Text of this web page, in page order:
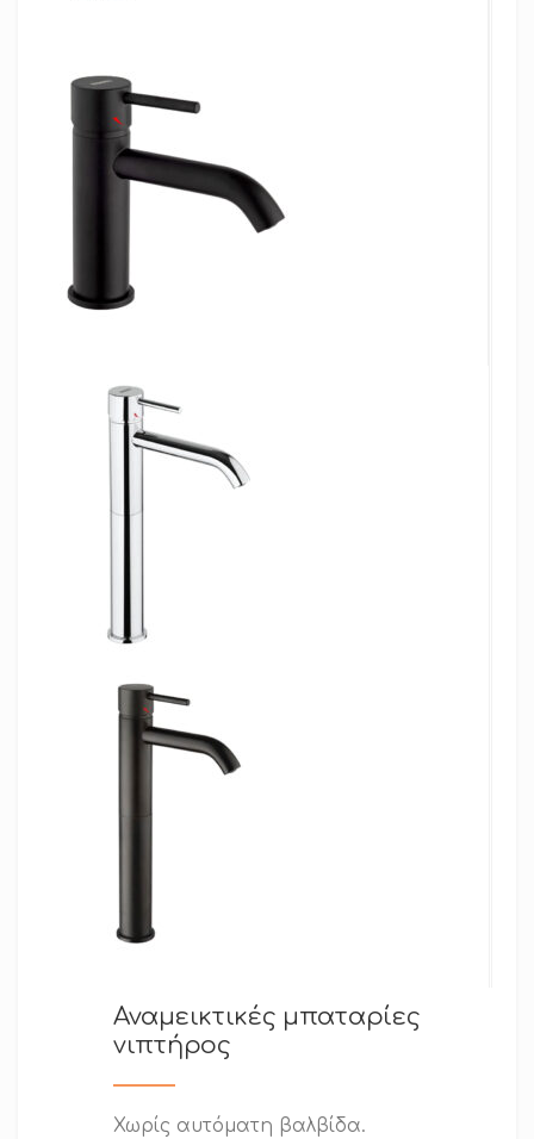
Αναμεικτικές μπαταρίες
νιπτήρος
Χωρίς αυτόματη βαλβίδα.